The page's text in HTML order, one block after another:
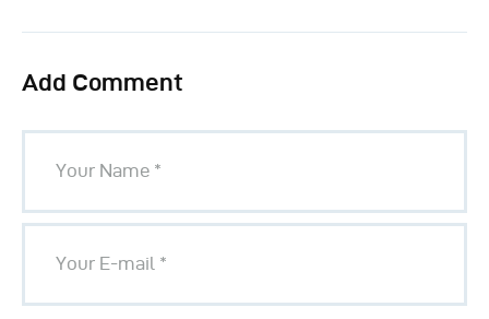
Add Comment